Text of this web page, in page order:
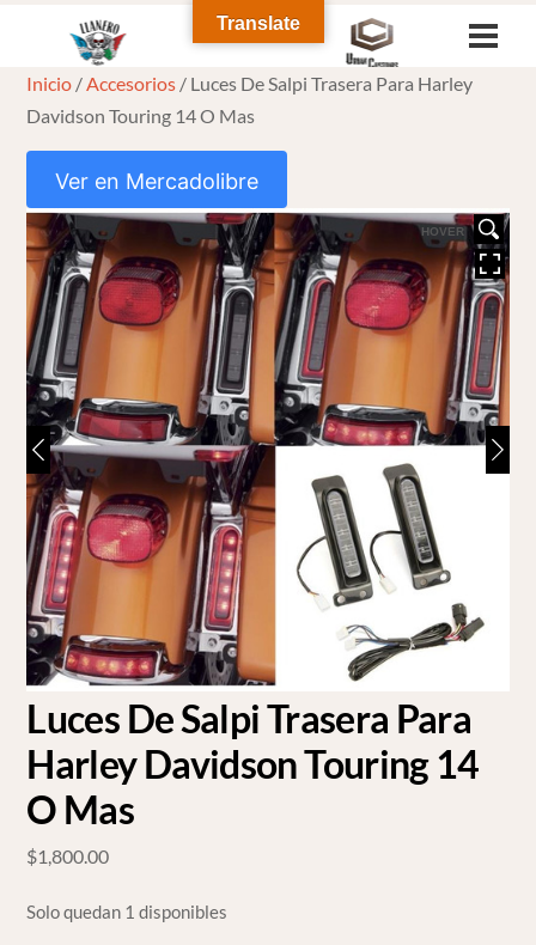
content
Inicio /Accesorios / Luces De Salpi Trasera Para Harley
Davidson Touring 14 O Mas
Ver en Mercadolibre
HOVER
Luces De Salpi Trasera Para
Harley Davidson Touring 14
O Mas
$1,800.00
Solo quedan 1 disponibles
Translate